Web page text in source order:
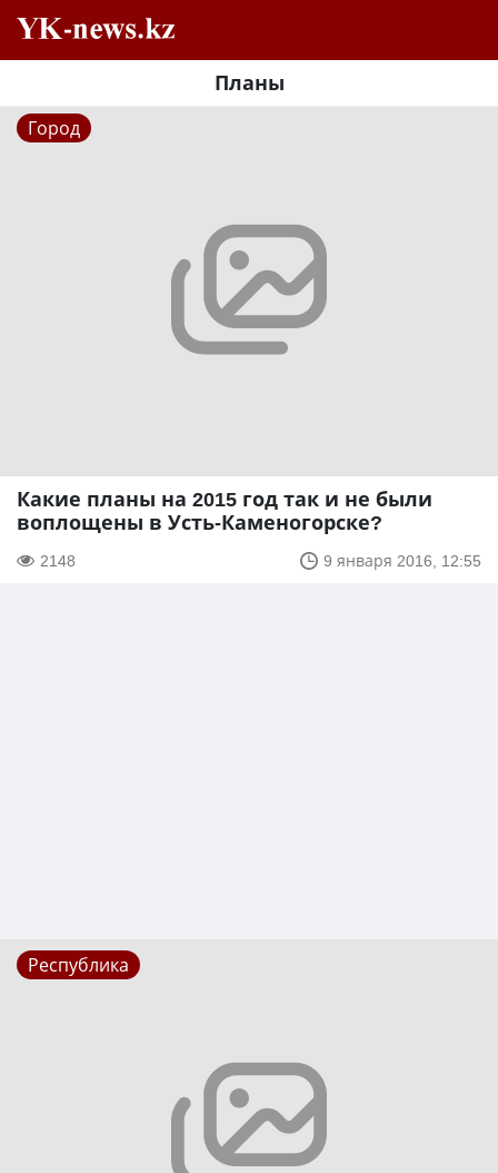
Планы
Город
Какие планы на 2015 год так и не были
воплощены в Усть-Каменогорске?
2148 9 января 2016, 12:55
Республика